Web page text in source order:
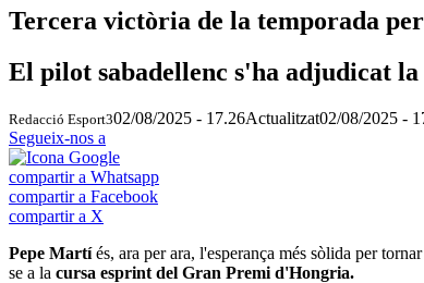
Tercera victòria de la temporada
El pilot sabadellenc s'ha adjudicat
Redacció Esport302/08/2025 - 17.26Actualitzat02/08/2025 -
Segueix-nos a
compartir a Whatsapp
compartir a Facebook
compartir a X
Pepe Martíés, ara per ara, l'esperança més sòlida per
se a la cursa esprint del Gran Premi d'Hongria.